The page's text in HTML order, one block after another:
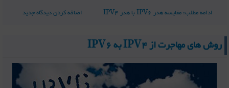
ادامه مطلب: مقایسه هدر IPV6 با هدر IPV4
اضافه کردن دیدگاه جدید
روش های مهاجرت از IPV4 به IPV6